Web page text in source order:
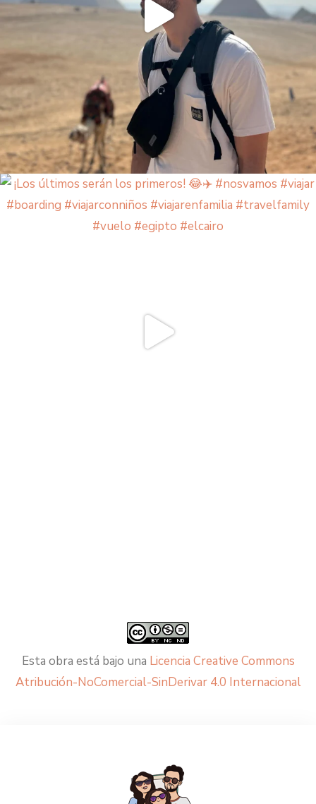
Esta obra está bajo una Licencia Creative Commons
Atribución-NoComercial-SinDerivar 4.0 Internacional